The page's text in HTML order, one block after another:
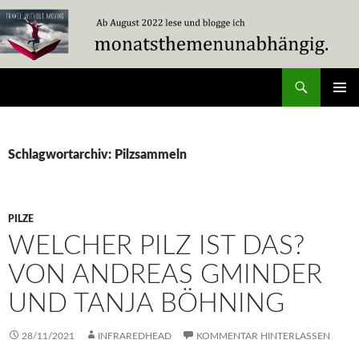
Zum
Inhalt
springen
Schlagwortarchiv: Pilzsammeln
PILZE
WELCHER PILZ IST DAS?
VON ANDREAS GMINDER
UND TANJA BÖHNING
28/11/2021 INFRAREDHEAD KOMMENTAR HINTERLASSEN